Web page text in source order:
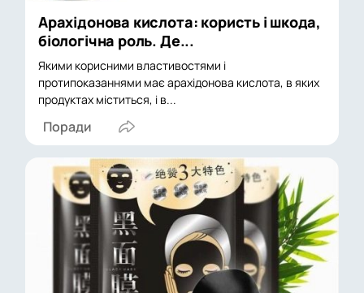
Арахідонова кислота: користь і шкода,
біологічна роль. Де...
Якими корисними властивостями і
протипоказаннями має арахідонова кислота, в яких
продуктах міститься, і в...
Поради